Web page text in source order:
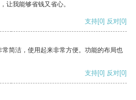
让我能够省钱又省心。
支持[0] 反对[0]
简洁，使用起来非常方便。功能的布局也
支持[0] 反对[0]